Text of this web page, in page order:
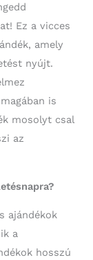
Ez a vicces
amely
nyújt.
is
mosolyt csal
az
ajándékok
a
hosszú